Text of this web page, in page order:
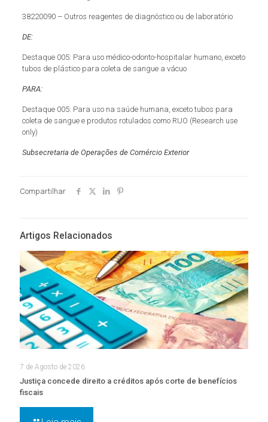
38220090 – Outros reagentes de diagnóstico ou de laboratório
DE:
Destaque 005: Para uso médico-odonto-hospitalar humano, exceto
tubos de plástico para coleta de sangue a vácuo
PARA:
Destaque 005: Para uso na saúde humana, exceto tubos para
coleta de sangue e produtos rotulados como RUO (Research use
only)
Subsecretaria de Operações de Comércio Exterior
Compartilhar
Artigos Relacionados
7 de Agosto de 2026
Justiça concede direito a créditos após corte de benefícios
fiscais